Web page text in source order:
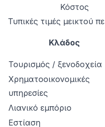
Κόστος
Τυπικές τιμές μεικτού
Κλάδος
Τουρισμός / ξενοδοχεία
Χρηματοοικονομικές
υπηρεσίες
Λιανικό εμπόριο
Εστίαση